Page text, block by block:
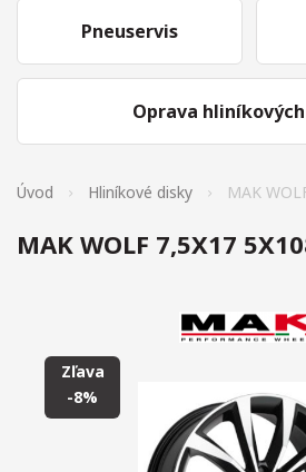
Pneuservis
Oprava
Úvod Hliníkové disky MAK
MAK WOLF 7,5X17
Zľava
-8%